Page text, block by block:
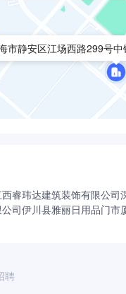
市静安区江场西路299号
睿玮达建筑装饰有限公司
司伊川县雅丽日用品门市
聘